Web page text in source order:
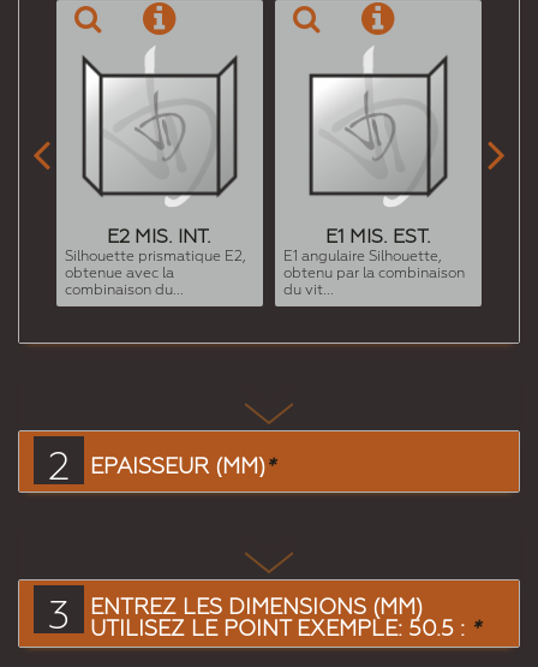
E2 MIS. INT.
Silhouette prismatique E2,
obtenue avec la
combinaison du...
E1 MIS. EST.
E1 angulaire Silhouette,
obtenu par la combinaison
du vit...
 
2 EPAISSEUR (MM)*
3
ENTREZ LES DIMENSIONS (MM)
UTILISEZ LE POINT EXEMPLE: 50.5 : *